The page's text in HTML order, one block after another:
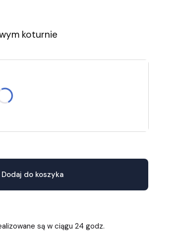
koturnie
Dodaj do koszyka
są w ciągu 24 godz.